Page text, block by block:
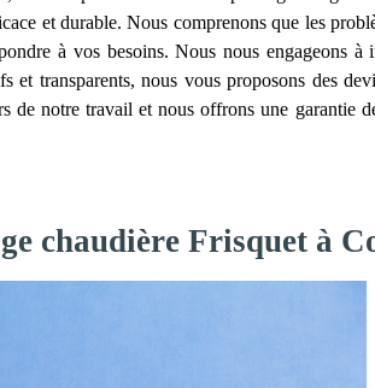
et durable. Nous comprenons que les
à vos besoins. Nous nous engageons à
transparents, nous vous proposons des
notre travail et nous offrons une garantie
chaudière Frisquet à